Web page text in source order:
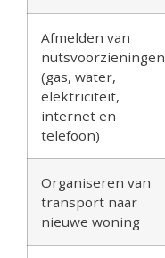
Afmelden van
nutsvoorzieningen
(gas, water,
elektriciteit,
internet en
telefoon)
Organiseren van
transport naar
nieuwe woning